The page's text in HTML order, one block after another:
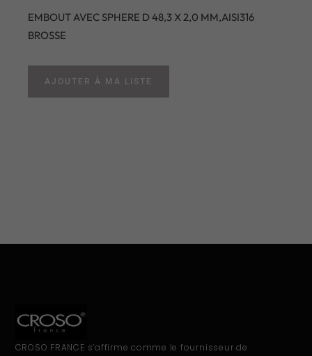
EMBOUT AVEC SPHERE D 48,3 X 2,0 MM,AISI316
BROSSE
AJOUTER À MA LISTE
CROSO FRANCE s’affirme comme le fournisseur de